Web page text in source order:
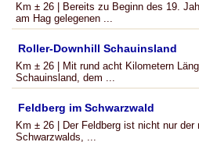
Km ± 26 | Bereits zu Beginn des 19.
am Hag gelegenen ...
Roller-Downhill Schauinsland
Km ± 26 | Mit rund acht Kilometern
Schauinsland, dem ...
Feldberg im Schwarzwald
Km ± 26 | Der Feldberg ist nicht nur
Schwarzwalds, ...